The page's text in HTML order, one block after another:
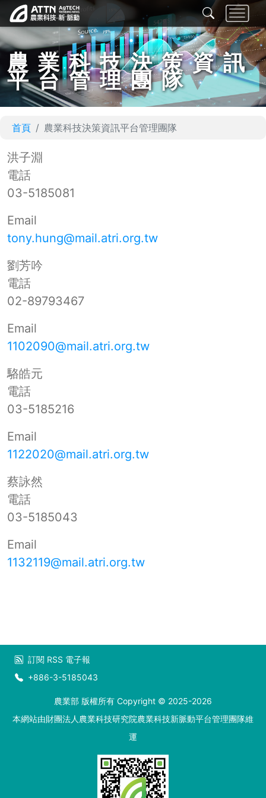
農業科技決策資訊
平台管理團隊
首頁 農業科技決策資訊平台管理團隊
洪子淵
電話
03-5185081
Email
tony.hung@mail.atri.org.tw
劉芳吟
電話
02-89793467
Email
1102090@mail.atri.org.tw
駱皓元
電話
03-5185216
Email
1122020@mail.atri.org.tw
蔡詠然
電話
03-5185043
Email
1132119@mail.atri.org.tw
訂閱 RSS 電子報
+886-3-5185043
農業部 版權所有 Copyright © 2025-2026
本網站由財團法人農業科技研究院農業科技新脈動平台管理團隊維
運